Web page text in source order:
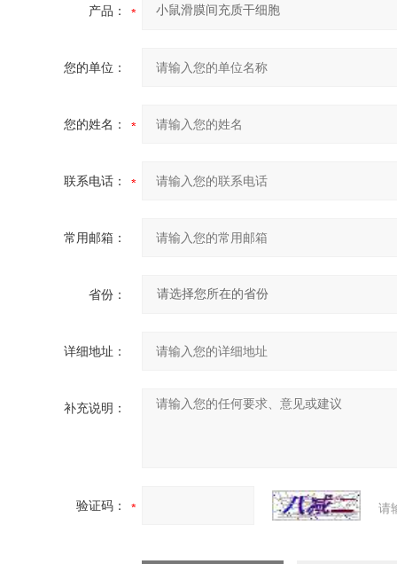
产品：
您的单位：
您的姓名：
联系电话：
常用邮箱：
省份：
详细地址：
补充说明：
验证码： 请